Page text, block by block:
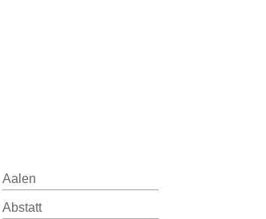
Aalen
Abstatt